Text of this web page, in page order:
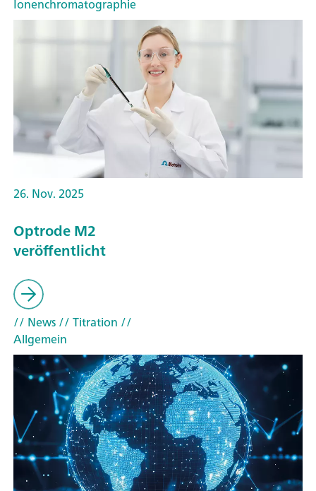
Ionenchromatographie
26. Nov. 2025
Optrode M2
veröffentlicht
// News// Titration //
Allgemein